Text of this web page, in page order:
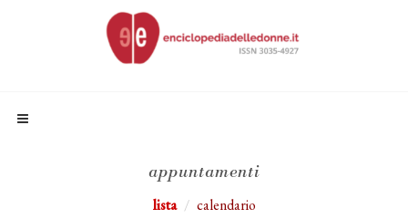
appuntamenti
lista calendario